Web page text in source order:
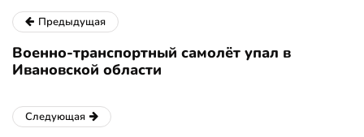
Предыдущая
Военно-транспортный самолёт упал в
Ивановской области
Следующая